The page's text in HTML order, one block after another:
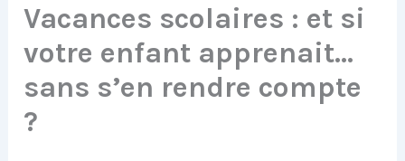
Vacances scolaires : et si
votre enfant apprenait…
sans s’en rendre compte
?